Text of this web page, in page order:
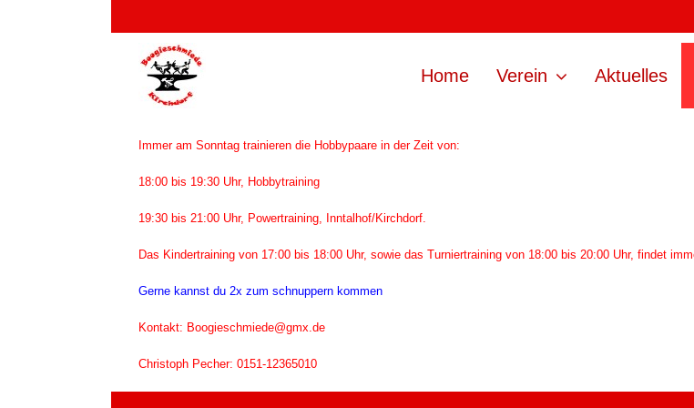
Home Verein Aktuelles
Immer am Sonntag trainieren die Hobbypaare in der Zeit von:
18:00 bis 19:30 Uhr, Hobbytraining
19:30 bis 21:00 Uhr, Powertraining, Inntalhof/Kirchdorf.
Das Kindertraining von 17:00 bis 18:00 Uhr, sowie das Turniertraining von 18:00 bis 20:00 Uhr, findet
Gerne kannst du 2x zum schnuppern kommen
Kontakt: Boogieschmiede@gmx.de
Christoph Pecher: 0151-12365010